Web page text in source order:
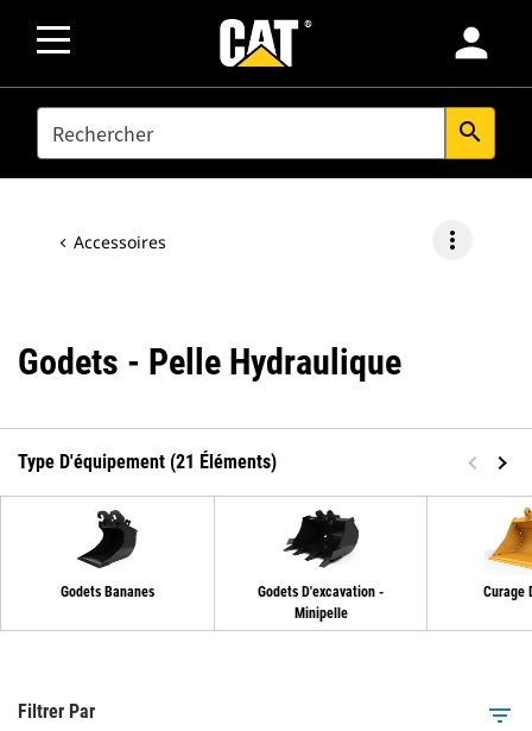
person
SEARCH search
Accessoires more_vert
Godets - Pelle Hydraulique
Type D'équipement (21 Éléments)
Godets Bananes
Godets D'excavation -
Minipelle
Curage
Filtrer Par filter_list